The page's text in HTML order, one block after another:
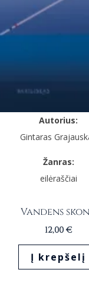
Autorius:
Gintaras
Žanras:
eilėraščiai
Vandens
12,00 €
Į krepšelį